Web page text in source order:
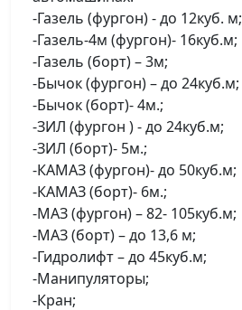
-Газель (фургон) - до 12куб. м;
-Газель-4м (фургон)- 16куб.м;
-Газель (борт) – 3м;
-Бычок (фургон) – до 24куб.м;
-Бычок (борт)- 4м.;
-ЗИЛ (фургон ) - до 24куб.м;
-ЗИЛ (борт)- 5м.;
-КАМАЗ (фургон)- до 50куб.м;
-КАМАЗ (борт)- 6м.;
-МАЗ (фургон) – 82- 105куб.м;
-МАЗ (борт) – до 13,6 м;
-Гидролифт – до 45куб.м;
-Манипуляторы;
-Кран;